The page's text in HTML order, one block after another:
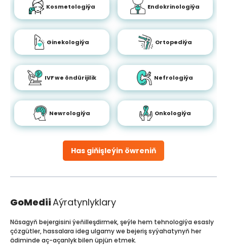
Has giňişleýin öwreniň
Kosmetologiýa Endokrinologiýa
Ginekologiýa Ortopediýa
IVF we öndürijilik Nefrologiýa
Newrologiýa Onkologiýa
GoMediiAýratynlyklary
Näsagyň bejergisini ýeňilleşdirmek, şeýle hem tehnologiýa esasly
çözgütler, hassalara ideg ulgamy we bejeriş syýahatynyň her
ädiminde aç-açanlyk bilen üpjün etmek.